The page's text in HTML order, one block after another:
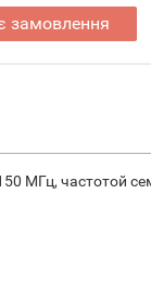
замовлення
MГц, частотой